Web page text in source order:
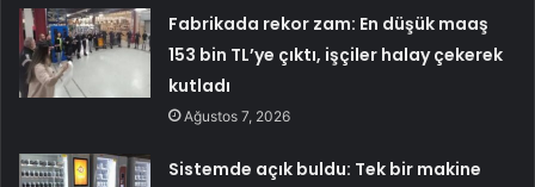
Fabrikada rekor zam: En düşük maaş
153 bin TL’ye çıktı, işçiler halay çekerek
kutladı
Ağustos 7, 2026
Sistemde açık buldu: Tek bir makine